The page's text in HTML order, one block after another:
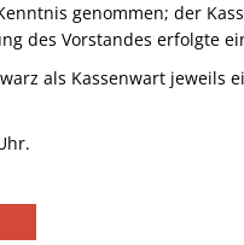
genommen; der
des Vorstandes erfolgte
als Kassenwart jeweils